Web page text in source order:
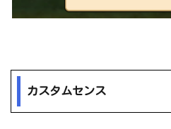
カスタムセンス